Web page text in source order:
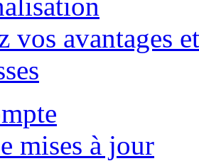
vos avantages
mises à jour